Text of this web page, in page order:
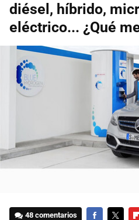
diésel, híbrido,
eléctrico... ¿Qué
48 comentarios